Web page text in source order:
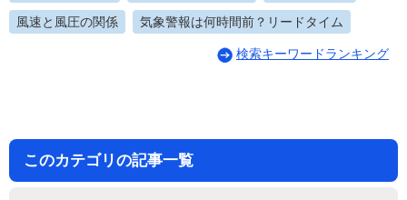
風速と風圧の関係 気象警報は何時間前？リードタイム
検索キーワードランキング
このカテゴリの記事一覧